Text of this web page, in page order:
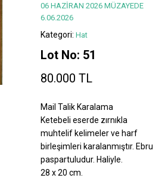
06 HAZİRAN 2026 MÜZAYEDE
6.06.2026
Kategori: Hat
Lot No: 51
80.000 TL
Mail Talik Karalama
Ketebeli eserde zırnıkla
muhtelif kelimeler ve harf
birleşimleri karalanmıştır. Ebru
paspartuludur. Haliyle.
28 x 20 cm.